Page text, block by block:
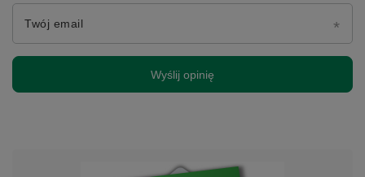
Twój email
Wyślij opinię